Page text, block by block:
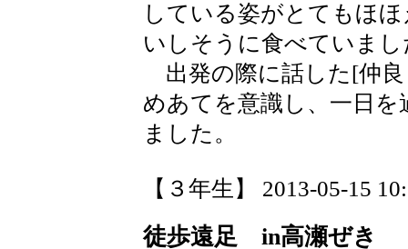
している姿がとてもほ
いしそうに食べていまし
出発の際に話した[仲
めあてを意識し、一日
ました。
【３年生】 2013-05-15
徒歩遠足 in高瀬ぜき